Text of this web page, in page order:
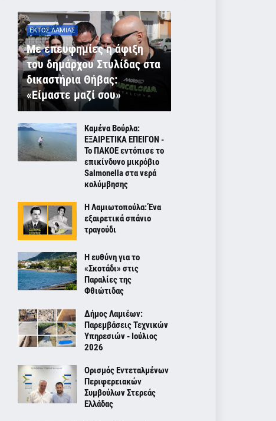
ΕΚΤΟΣ ΛΑΜΙΑΣ
Με επευφημίες η άφιξη
του δημάρχου Στυλίδας στα
δικαστήρια Θήβας:
«Είμαστε μαζί σου»
Καμένα Βούρλα:
ΕΞΑΙΡΕΤΙΚΑ ΕΠΕΙΓΟΝ -
Το ΠΑΚΟΕ εντόπισε το
επικίνδυνο μικρόβιο
Salmonella στα νερά
κολύμβησης
Η Λαμιωτοπούλα: Ένα
εξαιρετικά σπάνιο
τραγούδι
Η ευθύνη για το
«Σκοτάδι» στις
Παραλίες της
Φθιώτιδας
Δήμος Λαμιέων:
Παρεμβάσεις Τεχνικών
Υπηρεσιών - Ιούλιος
2026
Ορισμός Εντεταλμένων
Περιφερειακών
Συμβούλων Στερεάς
Ελλάδας